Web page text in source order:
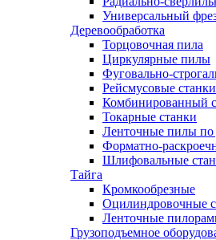
Универсальный
Деревообработка
Торцовочная пила
Циркулярные пилы
Фуговально-
Рейсмусовые станки
Комбинированный
Токарные станки
Ленточные пилы по
Форматно-
Шлифовальные
Тайга
Кромкообрезные
Оцилиндровочные
Ленточные
Грузоподъемное